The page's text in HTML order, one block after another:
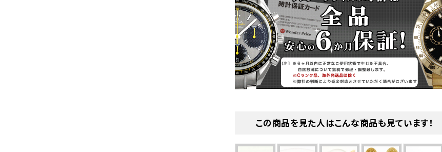
この商品を見た人はこんな商品も見ています！